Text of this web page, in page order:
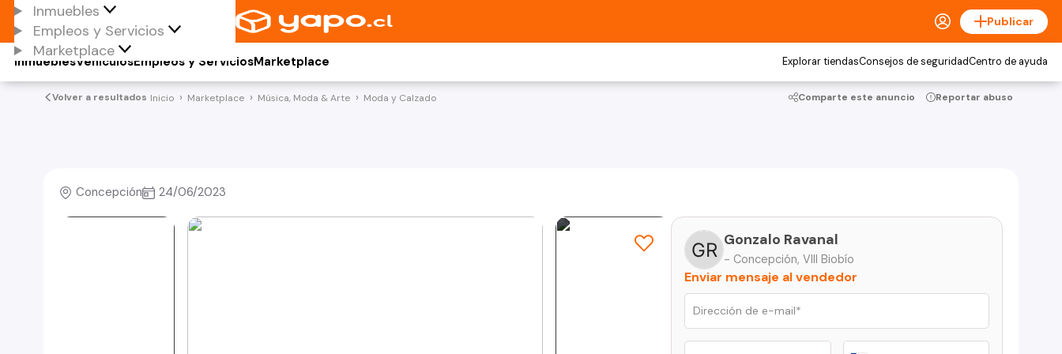
Inmuebles
Empleos y Servicios
Marketplace
Publicar
Vehículos
Inmuebles Empleos y ServiciosMarketplace Explorar tiendasConsejos de seguridadCentro de ayuda
Volver a resultados Inicio Marketplace Música, Moda & Arte Moda y Calzado Comparte este anuncio Reportar abuso
Concepción 24/06/2023
Gonzalo Ravanal
- Concepción, VIII Biobío
Enviar mensaje al vendedor